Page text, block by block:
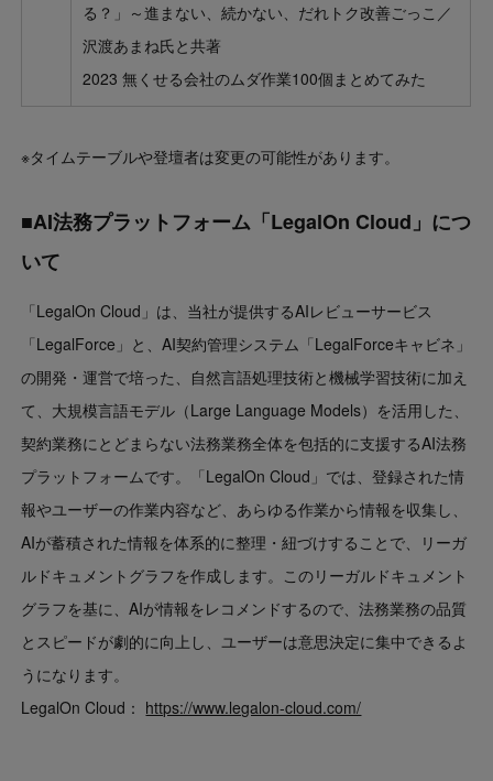
る？」～進まない、続かない、だれトク改善ごっこ／
沢渡あまね氏と共著
2023 無くせる会社のムダ作業100個まとめてみた
※タイムテーブルや登壇者は変更の可能性があります。
■AI法務プラットフォーム「LegalOn Cloud」につ
いて
「LegalOn Cloud」は、当社が提供するAIレビューサービス
「LegalForce」と、AI契約管理システム「LegalForceキャビネ」
の開発・運営で培った、自然言語処理技術と機械学習技術に加え
て、大規模言語モデル（Large Language Models）を活用した、
契約業務にとどまらない法務業務全体を包括的に支援するAI法務
プラットフォームです。「LegalOn Cloud」では、登録された情
報やユーザーの作業内容など、あらゆる作業から情報を収集し、
AIが蓄積された情報を体系的に整理・紐づけすることで、リーガ
ルドキュメントグラフを作成します。このリーガルドキュメント
グラフを基に、AIが情報をレコメンドするので、法務業務の品質
とスピードが劇的に向上し、ユーザーは意思決定に集中できるよ
うになります。
LegalOn Cloud： https://www.legalon-cloud.com/